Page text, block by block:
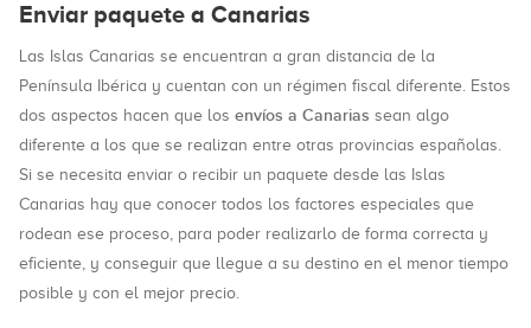
Enviar paquete a Canarias
Las Islas Canarias se encuentran a gran distancia de la
Península Ibérica y cuentan con un régimen fiscal diferente. Estos
dos aspectos hacen que los envíos a Canarias sean algo
diferente a los que se realizan entre otras provincias españolas.
Si se necesita enviar o recibir un paquete desde las Islas
Canarias hay que conocer todos los factores especiales que
rodean ese proceso, para poder realizarlo de forma correcta y
eficiente, y conseguir que llegue a su destino en el menor tiempo
posible y con el mejor precio.